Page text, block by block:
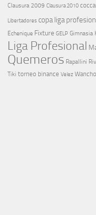
Clausura 2009 Clausura 2010
Libertadores copa liga
Echenique Fixture GELP Gimnasia
Liga Profesional
Quemeros Rapallini
Tiki torneo binance Velez